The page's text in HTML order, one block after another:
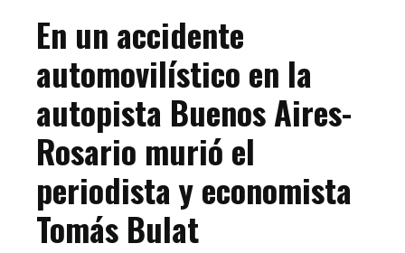
En un accidente
automovilístico en la
autopista Buenos Aires-
Rosario murió el
periodista y economista
Tomás Bulat